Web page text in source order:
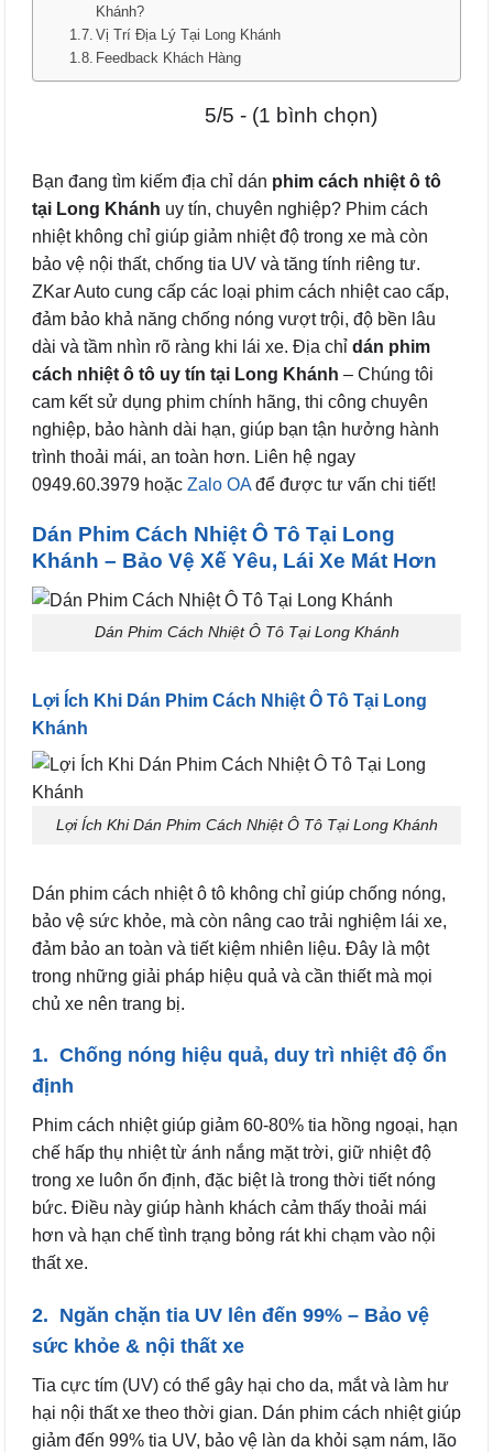
Khánh?
Vị Trí Địa Lý Tại Long Khánh
Feedback Khách Hàng
5/5 - (1 bình chọn)
Bạn đang tìm kiếm địa chỉ dán phim cách nhiệt ô tô
tại Long Khánh uy tín, chuyên nghiệp? Phim cách
nhiệt không chỉ giúp giảm nhiệt độ trong xe mà còn
bảo vệ nội thất, chống tia UV và tăng tính riêng tư.
ZKar Auto cung cấp các loại phim cách nhiệt cao cấp,
đảm bảo khả năng chống nóng vượt trội, độ bền lâu
dài và tầm nhìn rõ ràng khi lái xe. Địa chỉ dán phim
cách nhiệt ô tô uy tín tại Long Khánh – Chúng tôi
cam kết sử dụng phim chính hãng, thi công chuyên
nghiệp, bảo hành dài hạn, giúp bạn tận hưởng hành
trình thoải mái, an toàn hơn. Liên hệ ngay
0949.60.3979 hoặc Zalo OA để được tư vấn chi tiết!
Dán Phim Cách Nhiệt Ô Tô Tại Long
Khánh – Bảo Vệ Xế Yêu, Lái Xe Mát Hơn
Dán Phim Cách Nhiệt Ô Tô Tại Long Khánh
Lợi Ích Khi Dán Phim Cách Nhiệt Ô Tô Tại Long
Khánh
Lợi Ích Khi Dán Phim Cách Nhiệt Ô Tô Tại Long Khánh
Dán phim cách nhiệt ô tô không chỉ giúp chống nóng,
bảo vệ sức khỏe, mà còn nâng cao trải nghiệm lái xe,
đảm bảo an toàn và tiết kiệm nhiên liệu. Đây là một
trong những giải pháp hiệu quả và cần thiết mà mọi
chủ xe nên trang bị.
1. Chống nóng hiệu quả, duy trì nhiệt độ ổn
định
Phim cách nhiệt giúp giảm 60-80% tia hồng ngoại, hạn
chế hấp thụ nhiệt từ ánh nắng mặt trời, giữ nhiệt độ
trong xe luôn ổn định, đặc biệt là trong thời tiết nóng
bức. Điều này giúp hành khách cảm thấy thoải mái
hơn và hạn chế tình trạng bỏng rát khi chạm vào nội
thất xe.
2. Ngăn chặn tia UV lên đến 99% – Bảo vệ
sức khỏe & nội thất xe
Tia cực tím (UV) có thể gây hại cho da, mắt và làm hư
hại nội thất xe theo thời gian. Dán phim cách nhiệt giúp
giảm đến 99% tia UV, bảo vệ làn da khỏi sạm nám, lão